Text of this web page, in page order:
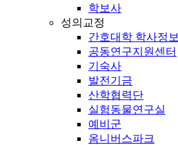
학보사
성의교정
간호대학 학사정보
공동연구지원센터
기숙사
발전기금
산학협력단
실험동물연구실
예비군
옴니버스파크